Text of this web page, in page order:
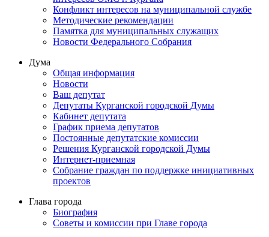
Конфликт интересов на муниципальной службе
Методические рекомендации
Памятка для муниципальных служащих
Новости Федерального Cобрания
Дума
Общая информация
Новости
Ваш депутат
Депутаты Курганской городской Думы
Кабинет депутата
График приема депутатов
Постоянные депутатские комиссии
Решения Курганской городской Думы
Интернет-приемная
Собрание граждан по поддержке инициативных
проектов
Глава города
Биография
Советы и комиссии при Главе города